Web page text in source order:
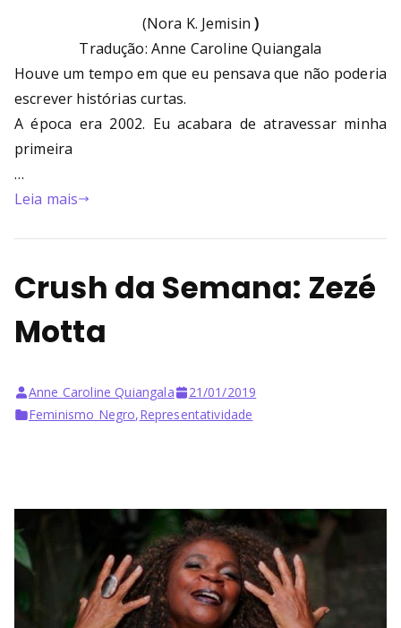
(Nora K. Jemisin )
Tradução: Anne Caroline Quiangala
Houve um tempo em que eu pensava que não poderia
escrever histórias curtas.
A época era 2002. Eu acabara de atravessar minha
primeira
…
Leia mais
Crush da Semana: Zezé
Motta
Anne Caroline Quiangala
21/01/2019
Feminismo Negro,Representatividade